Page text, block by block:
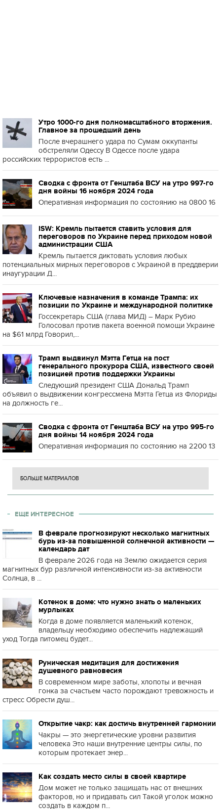
Утро 1000-го дня полномасштабного вторжения.
Главное за прошедший день
После вчерашнего удара по Сумам оккупанты
обстреляли Одессу В Одессе после удара
российских террористов есть ...
Сводка с фронта от Генштаба ВСУ на утро 997-го
дня войны 16 ноября 2024 года
Оперативная информация по состоянию на 0800 16
ISW: Кремль пытается ставить условия для
переговоров по Украине перед приходом новой
администрации США
Кремль пытается диктовать условия любых
потенциальных мирных переговоров с Украиной в преддверии
инаугурации Д...
Ключевые назначения в команде Трампа: их
позиции по Украине и международной политике
Госсекретарь США (глава МИД) – Марк Рубио
Голосовал против пакета военной помощи Украине
на $61 млрд Говорил,...
Трамп выдвинул Мэтта Гетца на пост
генерального прокурора США, известного своей
позицией против поддержки Украины
Следующий президент США Дональд Трамп
объявил о выдвижении конгрессмена Мэтта Гетца из Флориды
на должность ге...
Сводка с фронта от Генштаба ВСУ на утро 995-го
дня войны 14 ноября 2024 года
Оперативная информация по состоянию на 2200 13
БОЛЬШЕ МАТЕРИАЛОВ
ЕЩЕ ИНТЕРЕСНОЕ
В феврале прогнозируют несколько магнитных
бурь из-за повышенной солнечной активности —
календарь дат
В феврале 2026 года на Землю ожидается серия
магнитных бур различной интенсивности из-за активности
Солнца, в ...
Котенок в доме: что нужно знать о маленьких
мурлыках
Когда в доме появляется маленький котенок,
владельцу необходимо обеспечить надлежащий
уход Тогда питомец будет...
Руническая медитация для достижения
душевного равновесия
В современном мире заботы, хлопоты и вечная
гонка за счастьем часто порождают тревожность и
стресс Обрести душ...
Открытие чакр: как достичь внутренней гармонии
Чакры — это энергетические уровни развития
человека Это наши внутренние центры силы, по
которым протекает энер...
Как создать место силы в своей квартире
Дом может не только защищать нас от внешних
факторов, но и придавать сил Такой уголок можно
создать в каждом п...